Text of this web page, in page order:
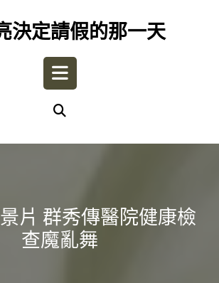
決定請假的那一天
Open
片 群秀傳醫院健康檢
查魔亂舞